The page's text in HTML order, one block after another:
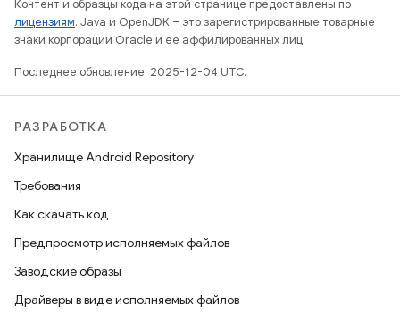
Контент и образцы кода на этой странице предоставлены по
лицензиям. Java и OpenJDK – это зарегистрированные товарные
знаки корпорации Oracle и ее аффилированных лиц.
Последнее обновление: 2025-12-04 UTC.
РАЗРАБОТКА
Хранилище Android Repository
Требования
Как скачать код
Предпросмотр исполняемых файлов
Заводские образы
Драйверы в виде исполняемых файлов